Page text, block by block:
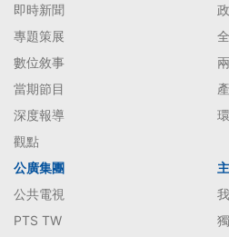
即時新聞
專題策展
數位敘事
當期節目
深度報導
觀點
公廣集團
公共電視
PTS TW